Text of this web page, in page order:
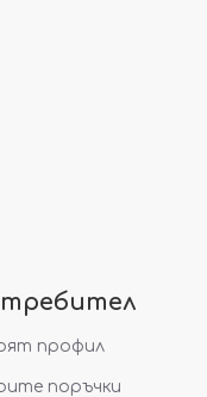
профил
поръчки